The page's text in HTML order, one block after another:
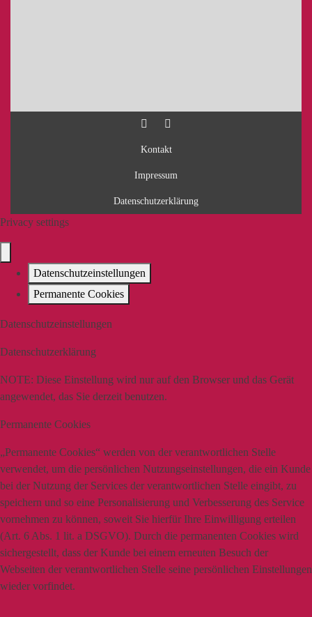
Kontakt
Impressum
Datenschutzerklärung
Privacy settings
Datenschutzeinstellungen
Permanente Cookies
Datenschutzeinstellungen
Datenschutzerklärung
NOTE: Diese Einstellung wird nur auf den Browser und das Gerät
angewendet, das Sie derzeit benutzen.
Permanente Cookies
„Permanente Cookies“ werden von der verantwortlichen Stelle
verwendet, um die persönlichen Nutzungseinstellungen, die ein Kunde
bei der Nutzung der Services der verantwortlichen Stelle eingibt, zu
speichern und so eine Personalisierung und Verbesserung des Service
vornehmen zu können, soweit Sie hierfür Ihre Einwilligung erteilen
(Art. 6 Abs. 1 lit. a DSGVO). Durch die permanenten Cookies wird
sichergestellt, dass der Kunde bei einem erneuten Besuch der
Webseiten der verantwortlichen Stelle seine persönlichen Einstellungen
wieder vorfindet.